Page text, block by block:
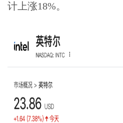
计上涨18%。